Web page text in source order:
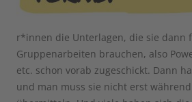
r*innen die Unterlagen, die sie dann
Gruppenarbeiten brauchen, also
etc. schon vorab zugeschickt. Dann
und man muss sie nicht erst